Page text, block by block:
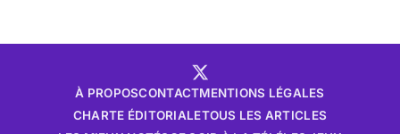
À PROPOSCONTACTMENTIONS LÉGALES
CHARTE ÉDITORIALETOUS LES ARTICLES